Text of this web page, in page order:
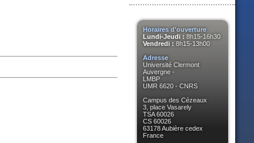
Horaires d'ouverture
Lundi-Jeudi : 8h15-16h30
Vendredi : 8h15-13h00
Adresse
Université Clermont
Auvergne -
LMBP
UMR 6620 - CNRS
Campus des Cézeaux
3, place Vasarely
TSA 60026
CS 60026
63178 Aubière cedex
France